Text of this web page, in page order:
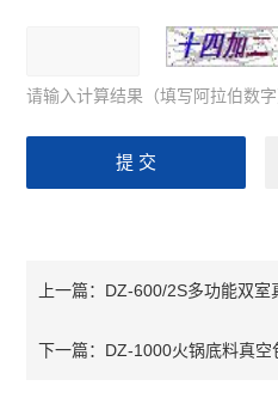
请输入计算结果（填写阿拉伯数
上一篇： DZ-600/2S多功能双室
下一篇： DZ-1000火锅底料真空